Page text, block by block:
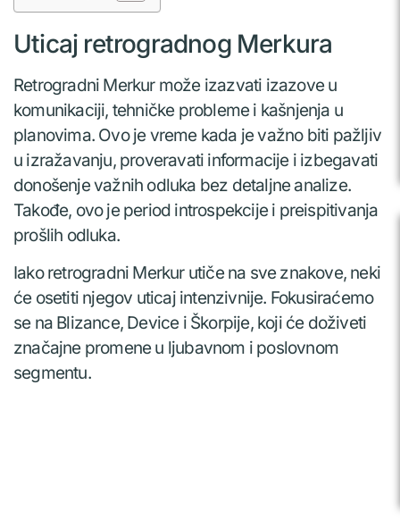
Uticaj retrogradnog Merkura
Retrogradni Merkur može izazvati izazove u
komunikaciji, tehničke probleme i kašnjenja u
planovima. Ovo je vreme kada je važno biti pažljiv
u izražavanju, proveravati informacije i izbegavati
donošenje važnih odluka bez detaljne analize.
Takođe, ovo je period introspekcije i preispitivanja
prošlih odluka.
Iako retrogradni Merkur utiče na sve znakove, neki
će osetiti njegov uticaj intenzivnije. Fokusiraćemo
se na Blizance, Device i Škorpije, koji će doživeti
značajne promene u ljubavnom i poslovnom
segmentu.